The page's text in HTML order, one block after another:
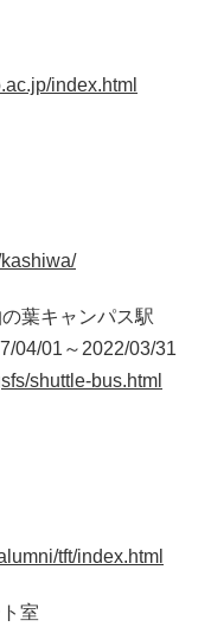
index.html
葉キャンパス駅
04/01～2022/03/31
shuttle-bus.html
tft/index.html
室